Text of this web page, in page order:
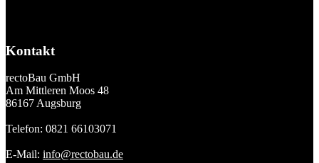
Kontakt
rectoBau GmbH
Am Mittleren Moos 48
86167 Augsburg
Telefon: 0821 66103071
E-Mail: info@rectobau.de